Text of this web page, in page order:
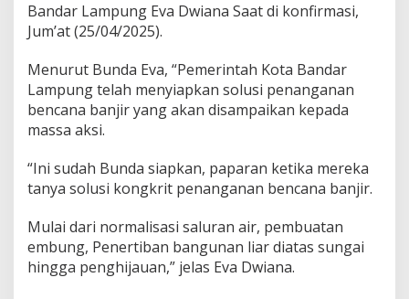
m
o
Bandar Lampung Eva Dwiana Saat di konfirmasi,
Jum’at (25/04/2025).
Menurut Bunda Eva, “Pemerintah Kota Bandar
Lampung telah menyiapkan solusi penanganan
bencana banjir yang akan disampaikan kepada
massa aksi.
“Ini sudah Bunda siapkan, paparan ketika mereka
tanya solusi kongkrit penanganan bencana banjir.
Mulai dari normalisasi saluran air, pembuatan
embung, Penertiban bangunan liar diatas sungai
hingga penghijauan,” jelas Eva Dwiana.